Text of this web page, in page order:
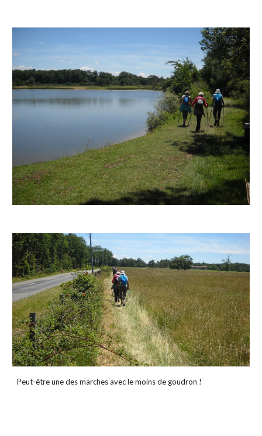
Peut-être une des marches avec le moins de goudron !